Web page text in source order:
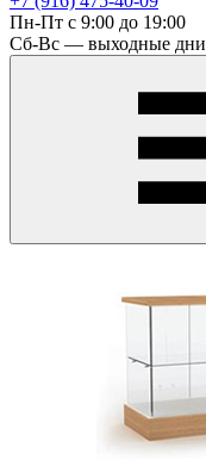
Пн-Пт с 9:00 до 19:00
Сб-Вс — выходные дни